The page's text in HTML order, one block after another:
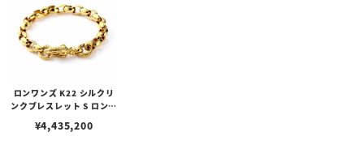
ロンワンズ K22 シルクリ
ンクブレスレット S ロング
¥4,435,200